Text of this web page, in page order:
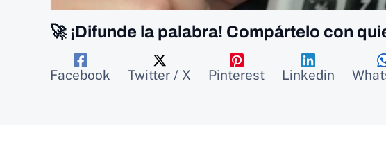
🚀 ¡Difunde la palabra! Compártelo con
Facebook Twitter / X Pinterest Linkedin